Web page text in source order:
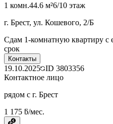
1 комн.44.6 м²6/10 этаж
г. Брест, ул. Кошевого, 2/Б
Сдам 1-комнатную квартиру с
срок
Контакты
19.10.2025 ID 3803356
Контактное лицо
рядом с г. Брест
1 175 ƃ/мес.